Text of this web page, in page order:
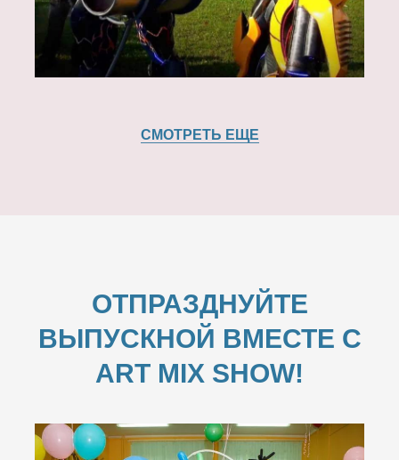
СМОТРЕТЬ ЕЩЕ
ОТПРАЗДНУЙТЕ
ВЫПУСКНОЙ ВМЕСТЕ С
ART MIX SHOW!